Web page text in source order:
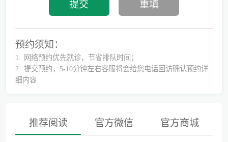
预约须知：
1.
网络预约优先就诊，节省排队时间；
2.
提交预约，5-10分钟左右客服将会给您电话回访确认预约详
细内容
推荐阅读 官方微信 官方商城